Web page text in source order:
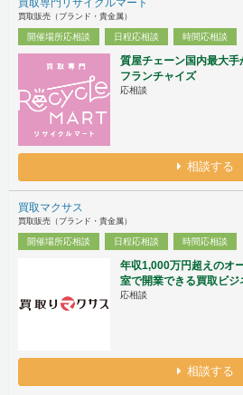
買取専門リサイクルマート
買取販売（ブランド・貴金属）
開催場所応相談 日程応相談 時間応相談
質屋チェーン国内最大手
フランチャイズ
応相談
相談する
買取マクサス
買取販売（ブランド・貴金属）
開催場所応相談 日程応相談 時間応相談
年収1,000万円超えのオ
室で開業できる買取ビジ
応相談
相談する